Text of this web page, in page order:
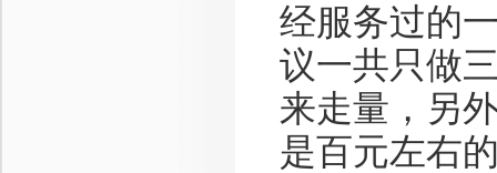
经服务过的
议一共只做
来走量，另
是百元左右